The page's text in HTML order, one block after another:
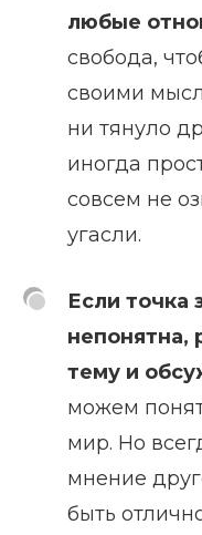
любые
свобода,
своими
ни тянуло
иногда
совсем не
угасли.
Если точка
непонятна,
тему и
можем
мир. Но
мнение
быть